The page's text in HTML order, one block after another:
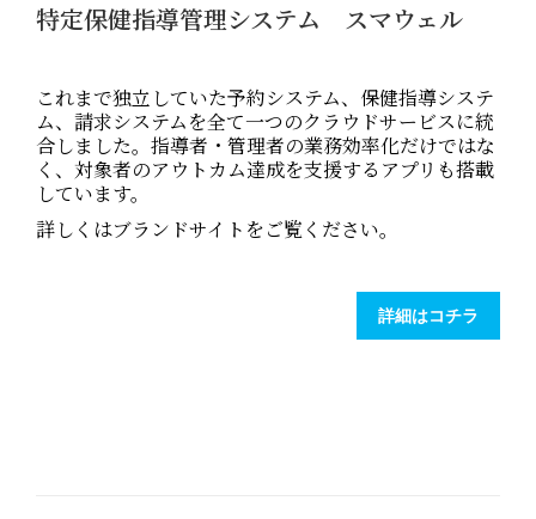
特定保健指導管理システム スマウェル
これまで独立していた予約システム、保健指導システ
ム、請求システムを全て一つのクラウドサービスに統
合しました。指導者・管理者の業務効率化だけではな
く、対象者のアウトカム達成を支援するアプリも搭載
しています。
詳しくはブランドサイトをご覧ください。
詳細はコチラ